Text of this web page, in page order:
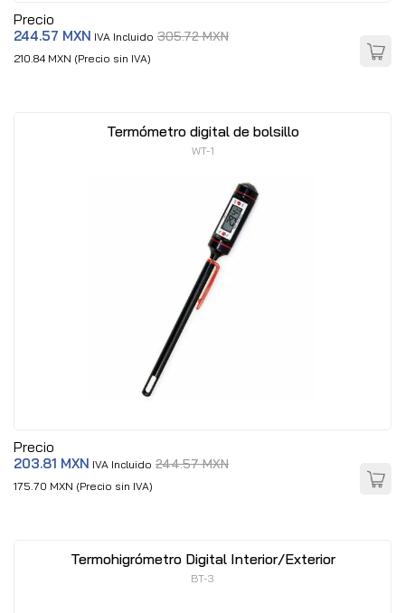
Precio
244.57 MXN IVA Incluido 305.72 MXN
210.84 MXN (Precio sin IVA)
Termómetro digital de bolsillo
WT-1
Precio
203.81 MXN IVA Incluido 244.57 MXN
175.70 MXN (Precio sin IVA)
Termohigrómetro Digital Interior/Exterior
BT-3